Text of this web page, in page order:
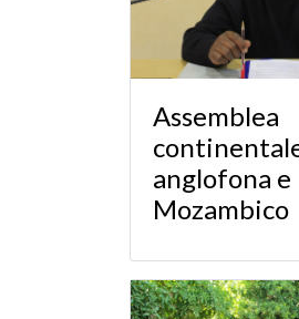
Assemblea
anglofona e
Mozambico